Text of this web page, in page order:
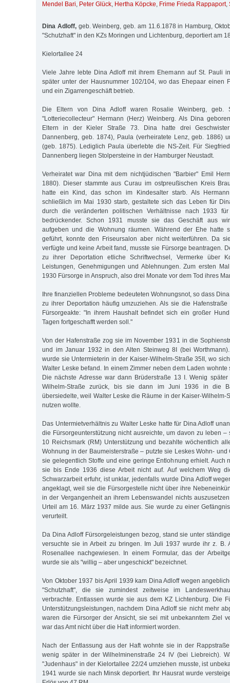
Mendel Bari, Peter Glück, Hertha Köpcke, Frime Frieda Rappaport,
Dina Adloff,geb. Weinberg, geb. am 11.6.1878 in Hamburg,
"Schutzhaft" in den KZs Moringen und Lichtenburg, deportiert am
Kielortallee 24
Viele Jahre lebte Dina Adloff mit ihrem Ehemann auf St. Pauli
später unter der Hausnummer 102/104, wo das Ehepaar einen
und ein Zigarrengeschäft betrieb.
Die Eltern von Dina Adloff waren Rosalie Weinberg, geb.
"Lotteriecollecteur" Hermann (Herz) Weinberg. Als Dina
Eltern in der Kieler Straße 73. Dina hatte drei
Dannenberg, geb. 1874), Paula (verheiratete Lenz, geb. 1886)
(geb. 1875). Lediglich Paula überlebte die NS-Zeit. Für
Dannenberg liegen Stolpersteine in der Hamburger Neustadt.
Verheiratet war Dina mit dem nichtjüdischen "Barbier" Emil
1880). Dieser stammte aus Curau im ostpreußischen Kreis
hatte ein Kind, das schon im Kindesalter starb. Als
schließlich im Mai 1930 starb, gestaltete sich das Leben für
durch die veränderten politischen Verhältnisse nach 1933
bedrückender. Schon 1931 musste sie das Geschäft aus
aufgeben und die Wohnung räumen. Während der Ehe hatte
geführt, konnte den Friseursalon aber nicht weiterführen. Da
verfügte und keine Arbeit fand, musste sie Fürsorge beantragen.
zu ihrer Deportation etliche Schriftwechsel, Vermerke über
Leistungen, Genehmigungen und Ablehnungen. Zum ersten
1930 Fürsorge in Anspruch, also drei Monate vor dem Tod ihres
Ihre finanziellen Probleme bedeuteten Wohnungsnot, so dass
zu ihrer Deportation häufig umzuziehen. Als sie die
Für­sor­geakte: "In ihrem Haushalt befindet sich ein großer
Tagen fortgeschafft werden soll."
Von der Hafenstraße zog sie im November 1931 in die
und im Januar 1932 in den Alten Steinweg 8I (bei
wurde sie Untermieterin in der Kaiser-Wilhelm-Straße 35II, wo
Walter Leske befand. In einem Zimmer neben dem Laden
Die nächste Adresse war dann Brüderstraße 13 I. Wenig
Wilhelm-Straße zu­rück, bis sie dann im Juni 1936 in die
übersiedelte, weil Walter Leske die Räume in der Kaiser-Wilhelm-
nutzen wollte.
Das Untermietverhältnis zu Walter Leske hatte für Dina Adloff
die Fürsorgeunterstützung nicht ausreichte, um davon zu leben –
10 Reichs­mark (RM) Unterstützung und bezahlte wöchentlich
Wohnung in der Baumeisterstraße – putzte sie Leskes Wohn- und
sie gelegentlich Stoffe und eine geringe Entlohnung erhielt. Auch
sie bis Ende 1936 diese Arbeit nicht auf. Auf welchem Weg
Schwarzarbeit erfuhr, ist unklar, jedenfalls wurde Dina Adloff
angeklagt, weil sie die Fürsorgestelle nicht über ihre
in der Vergangenheit an ihrem Lebenswandel nichts
Urteil am 16. März 1937 milde aus. Sie wurde zu einer
verurteilt.
Da Dina Adloff Fürsorgeleistungen bezog, stand sie unter
versuchte sie in Arbeit zu bringen. Im Juli 1937 wurde ihr z. B.
Rosenallee nachgewiesen. In einem Formular, das der
wurde sie als "willig – aber ungeschickt" bezeichnet.
Von Oktober 1937 bis April 1939 kam Dina Adloff wegen
"Schutzhaft", die sie zumindest zeitweise im
verbrachte. Entlassen wurde sie aus dem KZ Lichtenburg. Die
Unterstützungsleistungen, nachdem Dina Adloff sie nicht mehr
waren die Fürsorger der Ansicht, sie sei mit unbekanntem Ziel
war das Amt nicht über die Haft informiert worden.
Nach der Entlassung aus der Haft wohnte sie in der
wenig später in der Wilhelminenstraße 24 IV (bei Liebreich).
"Judenhaus" in der Kielortallee 22/24 umziehen musste, ist
1941 wurde sie nach Minsk deportiert. Ihr Hausrat wurde